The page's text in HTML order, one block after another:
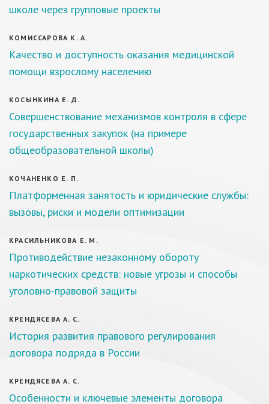
школе через групповые проекты
КОМИССАРОВА К. А.
Качество и доступность оказания медицинской
помощи взрослому населению
КОСЫНКИНА Е. Д.
Совершенствование механизмов контроля в сфере
государственных закупок (на примере
общеобразовательной школы)
КОЧАНЕНКО Е. П.
Платформенная занятость и юридические службы:
вызовы, риски и модели оптимизации
КРАСИЛЬНИКОВА Е. М.
Противодействие незаконному обороту
наркотических средств: новые угрозы и способы
уголовно-правовой защиты
КРЕНДЯСЕВА А. С.
История развития правового регулирования
договора подряда в России
КРЕНДЯСЕВА А. С.
Особенности и ключевые элементы договора